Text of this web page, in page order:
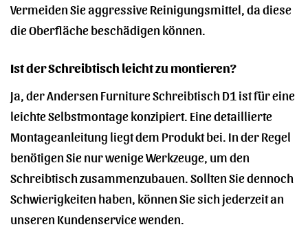
Vermeiden Sie aggressive Reinigungsmittel, da diese
die Oberfläche beschädigen können.
Ist der Schreibtisch leicht zu montieren?
Ja, der Andersen Furniture Schreibtisch D1 ist für eine
leichte Selbstmontage konzipiert. Eine detaillierte
Montageanleitung liegt dem Produkt bei. In der Regel
benötigen Sie nur wenige Werkzeuge, um den
Schreibtisch zusammenzubauen. Sollten Sie dennoch
Schwierigkeiten haben, können Sie sich jederzeit an
unseren Kundenservice wenden.